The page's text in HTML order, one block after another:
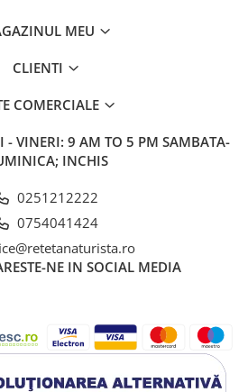
MEU
CLIENTI
COMERCIALE
- VINERI: 9 AM TO 5 PM SAMBATA-
INCHIS
0251212222
0754041424
NE IN SOCIAL MEDIA